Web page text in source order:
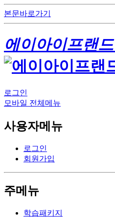
본문바로가기
에이아이프랜
로그인
모바일 전체메뉴
사용자메뉴
로그인
회원가입
주메뉴
학습패키지